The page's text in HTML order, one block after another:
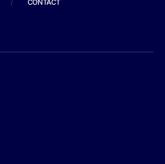
/ CONTACT